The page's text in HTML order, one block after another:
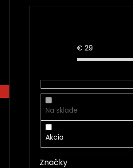
€ 29
Na sklade
Akcia
Značky